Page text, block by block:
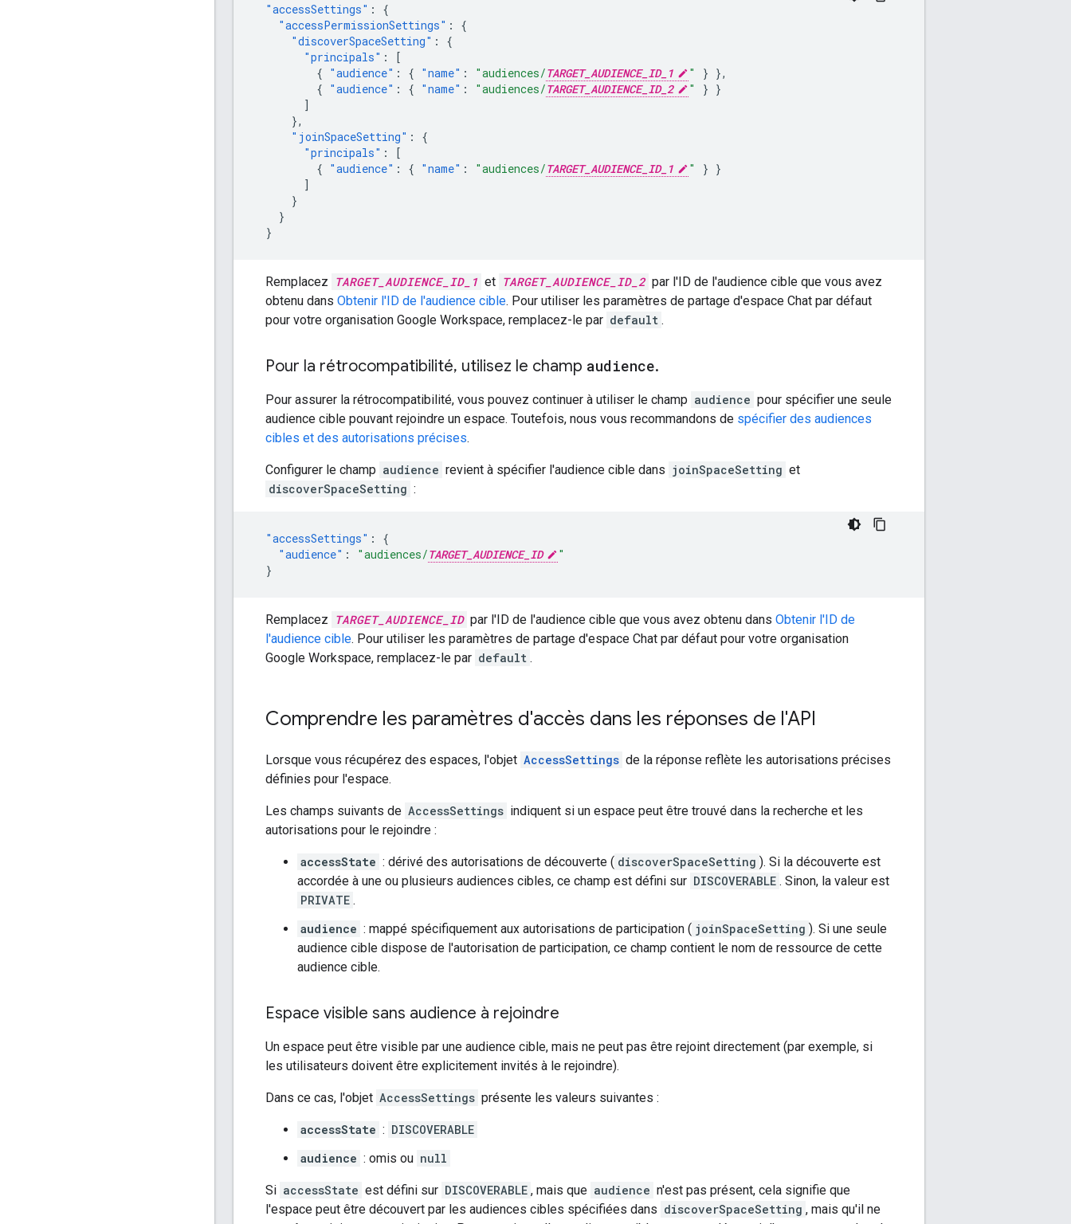
"accessSettings" :
{
"accessPermissionSettings" :
{
"discoverSpaceSetting" :
{
"principals" :
[
{ "audience" : { "name" : "audiences/TARGET_AUDIENCE_ID_1 " } },
{ "audience" : { "name" : "audiences/TARGET_AUDIENCE_ID_2 " } }
]
},
"joinSpaceSetting" :
{
"principals" :
[
{ "audience" : { "name" : "audiences/TARGET_AUDIENCE_ID_1 " } }
]
}
}
}
Remplacez TARGET_AUDIENCE_ID_1 et TARGET_AUDIENCE_ID_2 par l'ID de l'audience cible que vous avez
obtenu dans Obtenir l'ID de l'audience cible. Pour utiliser les paramètres de partage d'espace Chat par défaut
pour votre organisation Google Workspace, remplacez-le par default .
Pour la rétrocompatibilité, utilisez le champ audience.
Pour assurer la rétrocompatibilité, vous pouvez continuer à utiliser le champ audience pour spécifier une seule
audience cible pouvant rejoindre un espace. Toutefois, nous vous recommandons de spécifier des audiences
cibles et des autorisations précises.
Configurer le champ audience revient à spécifier l'audience cible dans joinSpaceSetting et
discoverSpaceSetting :
"accessSettings" :
{
"audience" : "audiences/TARGET_AUDIENCE_ID
"
}
Remplacez TARGET_AUDIENCE_ID par l'ID de l'audience cible que vous avez obtenu dans Obtenir l'ID de
l'audience cible. Pour utiliser les paramètres de partage d'espace Chat par défaut pour votre organisation
Google Workspace, remplacez-le par default .
Comprendre les paramètres d'accès dans les réponses de l'API
Lorsque vous récupérez des espaces, l'objet AccessSettings de la réponse reflète les autorisations précises
définies pour l'espace.
Les champs suivants de AccessSettings indiquent si un espace peut être trouvé dans la recherche et les
autorisations pour le rejoindre :
accessState : dérivé des autorisations de découverte ( discoverSpaceSetting ). Si la découverte est
accordée à une ou plusieurs audiences cibles, ce champ est défini sur DISCOVERABLE . Sinon, la valeur est
PRIVATE .
audience : mappé spécifiquement aux autorisations de participation ( joinSpaceSetting ). Si une seule
audience cible dispose de l'autorisation de participation, ce champ contient le nom de ressource de cette
audience cible.
Espace visible sans audience à rejoindre
Un espace peut être visible par une audience cible, mais ne peut pas être rejoint directement (par exemple, si
les utilisateurs doivent être explicitement invités à le rejoindre).
Dans ce cas, l'objet AccessSettings présente les valeurs suivantes :
accessState : DISCOVERABLE
audience : omis ou null
Si accessState est défini sur DISCOVERABLE , mais que audience n'est pas présent, cela signifie que
l'espace peut être découvert par les audiences cibles spécifiées dans discoverSpaceSetting , mais qu'il ne